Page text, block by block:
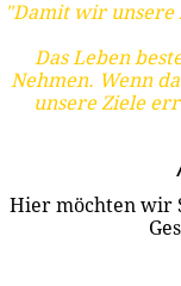
"Damit wir unsere
Das Leben
Nehmen. Wenn
unsere Ziele
Hier möchten wir